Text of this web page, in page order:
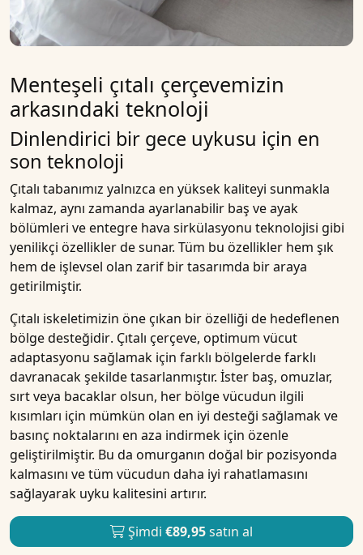
Menteşeli çıtalı çerçevemizin
arkasındaki teknoloji
Dinlendirici bir gece uykusu için en
son teknoloji
Çıtalı tabanımız yalnızca en yüksek kaliteyi sunmakla
kalmaz, aynı zamanda ayarlanabilir baş ve ayak
bölümleri ve entegre hava sirkülasyonu teknolojisi gibi
yenilikçi özellikler de sunar. Tüm bu özellikler hem şık
hem de işlevsel olan zarif bir tasarımda bir araya
getirilmiştir.
Çıtalı iskeletimizin öne çıkan bir özelliği de hedeflenen
bölge desteğidir. Çıtalı çerçeve, optimum vücut
adaptasyonu sağlamak için farklı bölgelerde farklı
davranacak şekilde tasarlanmıştır. İster baş, omuzlar,
sırt veya bacaklar olsun, her bölge vücudun ilgili
kısımları için mümkün olan en iyi desteği sağlamak ve
basınç noktalarını en aza indirmek için özenle
geliştirilmiştir. Bu da omurganın doğal bir pozisyonda
kalmasını ve tüm vücudun daha iyi rahatlamasını
sağlayarak uyku kalitesini artırır.
Şimdi €89,95satın al